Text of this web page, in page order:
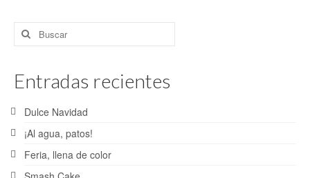
Blog
Buscar
por:
Entradas recientes
Dulce Navidad
¡Al agua, patos!
Feria, llena de color